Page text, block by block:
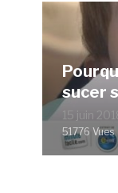
sucer
15 juin
51776 Vues